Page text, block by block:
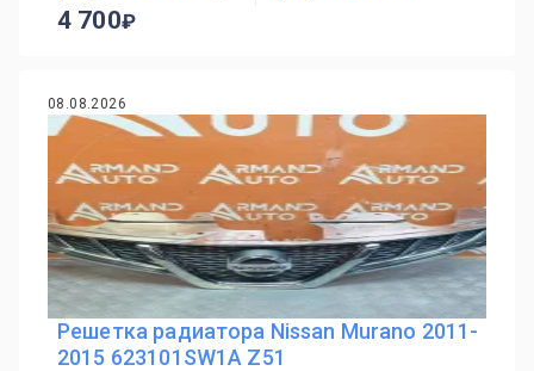
4 700
08.08.2026
Решетка радиатора Nissan Murano 2011-
2015 623101SW1A Z51